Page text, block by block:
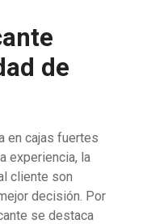
de
en cajas fuertes
experiencia, la
cliente son
decisión. Por
se destaca